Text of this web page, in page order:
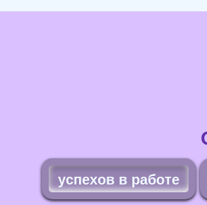
успехов в работе